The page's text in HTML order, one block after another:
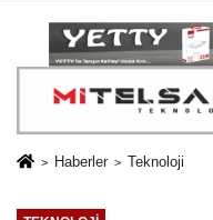
Haberler Teknoloji